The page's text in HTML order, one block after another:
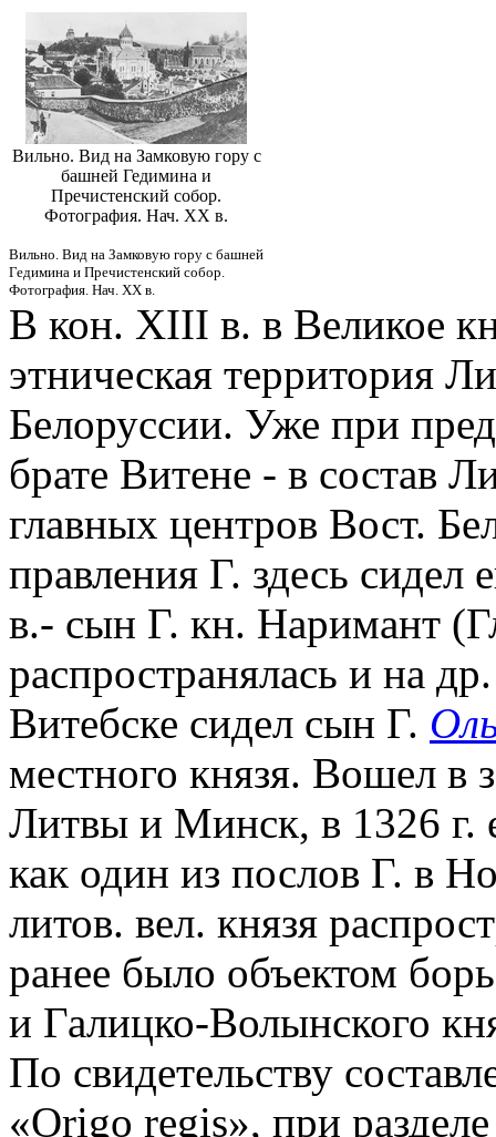
Вильно. Вид на Замковую гору с
башней Гедимина и
Пречистенский собор.
Фотография. Нач. ХХ в.
Вильно. Вид на Замковую гору с башней
Гедимина и Пречистенский собор.
Фотография. Нач. ХХ в.
В кон. XIII в. в Великое
этническая территория
Белоруссии. Уже при
брате Витене - в состав
главных центров Вост.
правления Г. здесь сидел
в.- сын Г. кн. Наримант
распространялась и на
Витебске сидел сын Г.
местного князя. Вошел в
Литвы и Минск, в 1326 г.
как один из послов Г. в
литов. вел. князя
ранее было объектом
и Галицко-Волынского
По свидетельству
«Origo regis», при